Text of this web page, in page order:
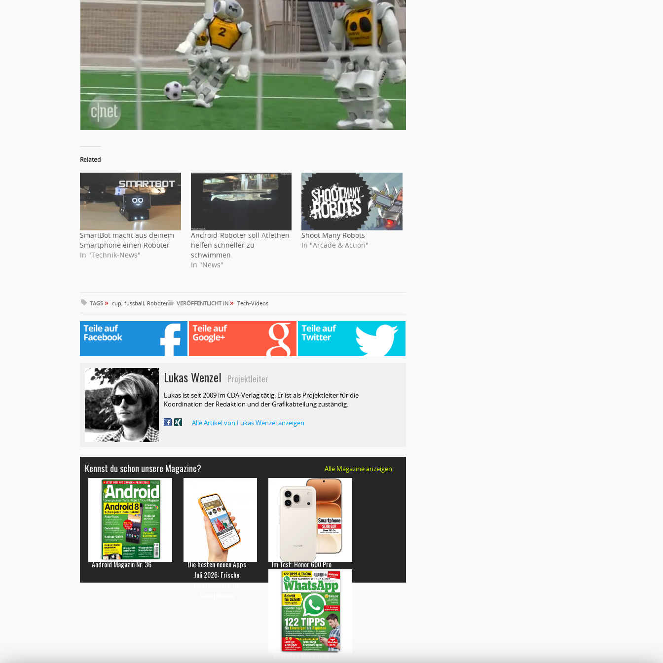
Related
SmartBot macht aus deinem
Smartphone einen Roboter
In "Technik-News"
Android-Roboter soll Atlethen
helfen schneller zu
schwimmen
In "News"
Shoot Many Robots
In "Arcade & Action"
TAGS » cup, fussball, Roboter VERÖFFENTLICHT IN » Tech-Videos
Lukas Wenzel Projektleiter
Lukas ist seit 2009 im CDA-Verlag tätig. Er ist als Projektleiter für die
Koordination der Redaktion und der Grafikabteilung zuständig.
Alle Artikel von Lukas Wenzel anzeigen
Kennst du schon unsere Magazine? Alle Magazine anzeigen
Android Magazin Nr. 36
Die besten neuen Apps
Juli 2026: Frische
Empfehlungen für
Im Test: Honor 600 Pro
WhatsApp Magazin Nr.